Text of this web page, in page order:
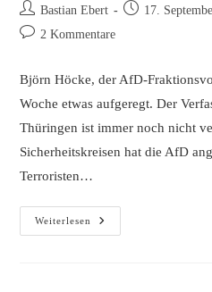
Beitrags-
Autor:
Bastian Ebert
Beitrag
17.
Beitrags-2 Kommentare
Björn Höcke, der AfD-
Woche etwas aufgeregt. Der
Thüringen ist immer noch nicht
Sicherheitskreisen hat die AfD
Terroristen…
Weiterlesen
Höcke
Hoax